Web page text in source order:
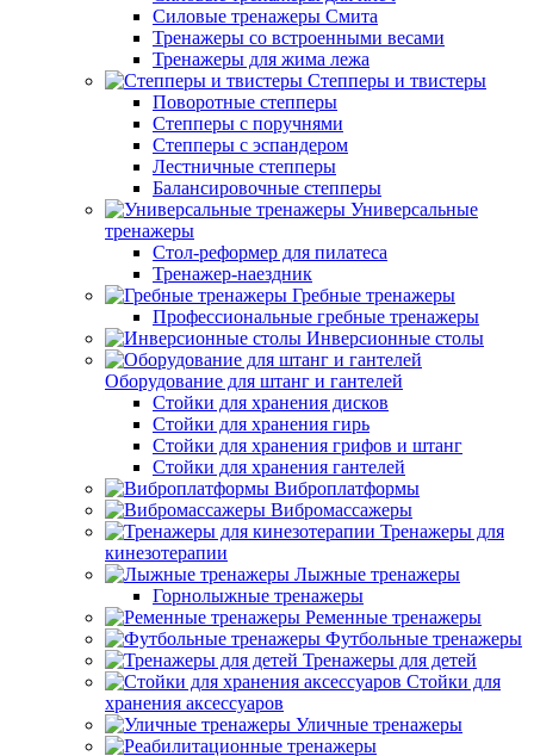
Силовые тренажеры Смита
Тренажеры со встроенными весами
Тренажеры для жима лежа
Степперы и твистеры
Поворотные степперы
Степперы с поручнями
Степперы с эспандером
Лестничные степперы
Балансировочные степперы
Универсальные
тренажеры
Стол-реформер для пилатеса
Тренажер-наездник
Гребные тренажеры
Профессиональные гребные тренажеры
Инверсионные столы
Оборудование для штанг и гантелей
Стойки для хранения дисков
Стойки для хранения гирь
Стойки для хранения грифов и штанг
Стойки для хранения гантелей
Виброплатформы
Вибромассажеры
Тренажеры для
кинезотерапии
Лыжные тренажеры
Горнолыжные тренажеры
Ременные тренажеры
Футбольные тренажеры
Тренажеры для детей
Стойки для
хранения аксессуаров
Уличные тренажеры